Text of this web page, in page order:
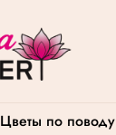
Цветы по поводу